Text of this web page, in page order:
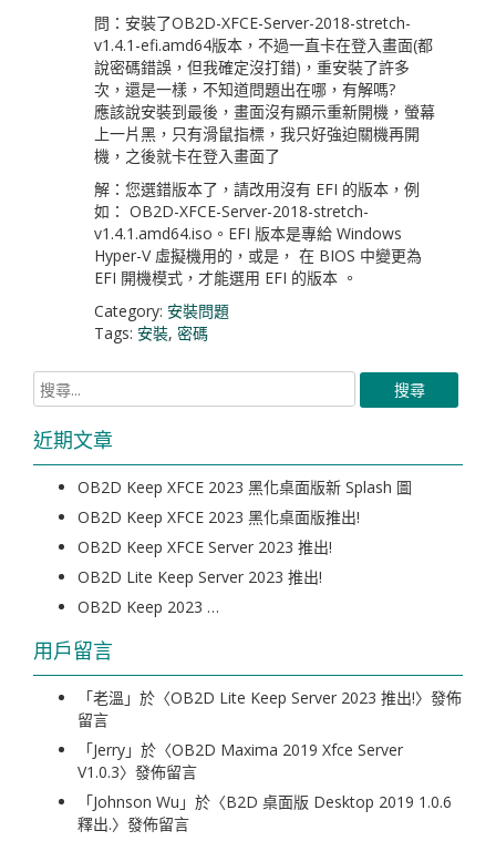
問：安裝了OB2D-XFCE-Server-2018-stretch-
v1.4.1-efi.amd64版本，不過一直卡在登入畫面(都
說密碼錯誤，但我確定沒打錯)，重安裝了許多
次，還是一樣，不知道問題出在哪，有解嗎?
應該說安裝到最後，畫面沒有顯示重新開機，螢幕
上一片黑，只有滑鼠指標，我只好強迫關機再開
機，之後就卡在登入畫面了
解：您選錯版本了，請改用沒有 EFI 的版本，例
如： OB2D-XFCE-Server-2018-stretch-
v1.4.1.amd64.iso。EFI 版本是專給 Windows
Hyper-V 虛擬機用的，或是， 在 BIOS 中變更為
EFI 開機模式，才能選用 EFI 的版本 。
Category: 安裝問題
Tags: 安裝, 密碼
近期文章
OB2D Keep XFCE 2023 黑化桌面版新 Splash 圖
OB2D Keep XFCE 2023 黑化桌面版推出!
OB2D Keep XFCE Server 2023 推出!
OB2D Lite Keep Server 2023 推出!
OB2D Keep 2023 …
用戶留言
「老溫 」於〈OB2D Lite Keep Server 2023 推出!〉發佈
留言
「Jerry」於〈OB2D Maxima 2019 Xfce Server
V1.0.3〉發佈留言
「Johnson Wu 」於〈B2D 桌面版 Desktop 2019 1.0.6
釋出.〉發佈留言